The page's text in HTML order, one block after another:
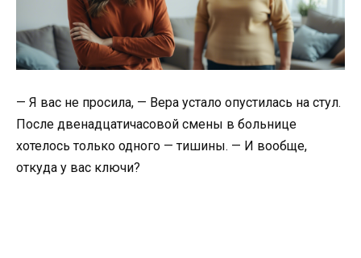
— Я вас не просила, — Вера устало опустилась на стул.
После двенадцатичасовой смены в больнице
хотелось только одного — тишины. — И вообще,
откуда у вас ключи?